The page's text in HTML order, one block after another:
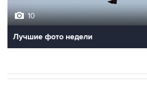
10
Лучшие фото недели